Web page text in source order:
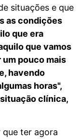
situações e que
as condições
que era
que vamos
pouco mais
havendo
horas",
clínica,
que ter agora